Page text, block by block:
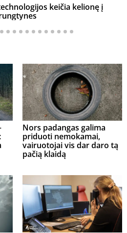
keičia kelionę į
Nors padangas galima
priduoti nemokamai,
vairuotojai vis dar daro tą
pačią klaidą